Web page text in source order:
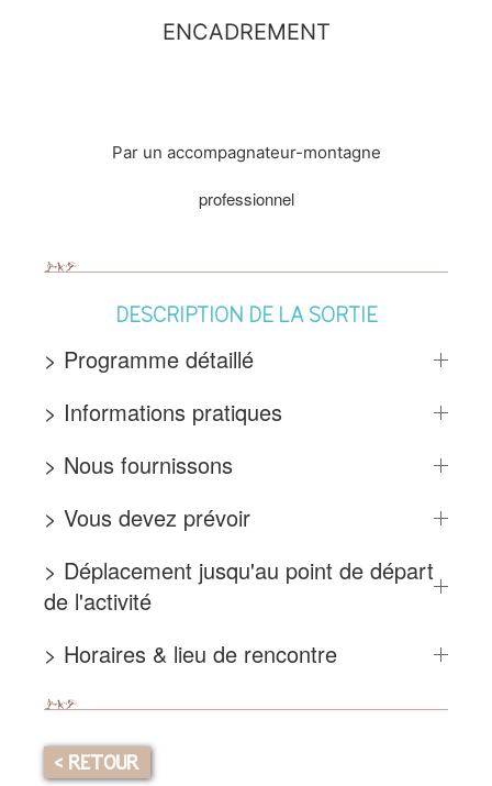
ENCADREMENT
Par un accompagnateur-montagne
professionnel
DESCRIPTION DE LA SORTIE
> Programme détaillé
> Informations pratiques
> Nous fournissons
> Vous devez prévoir
> Déplacement jusqu'au point de départ
de l'activité
> Horaires & lieu de rencontre
< RETOUR